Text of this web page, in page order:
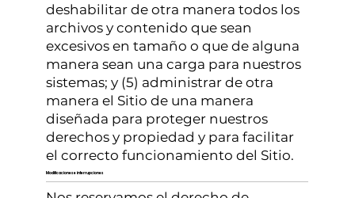
deshabilitar de otra manera todos los
archivos y contenido que sean
excesivos en tamaño o que de alguna
manera sean una carga para nuestros
sistemas; y (5) administrar de otra
manera el Sitio de una manera
diseñada para proteger nuestros
derechos y propiedad y para facilitar
el correcto funcionamiento del Sitio.
Modificaciones e interrupciones